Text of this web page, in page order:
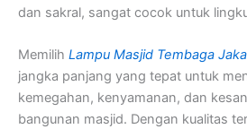
dan sakral, sangat cocok untuk
Memilih Lampu Masjid Tembaga
jangka panjang yang tepat untuk
kemegahan, kenyamanan, dan
bangunan masjid. Dengan kualitas